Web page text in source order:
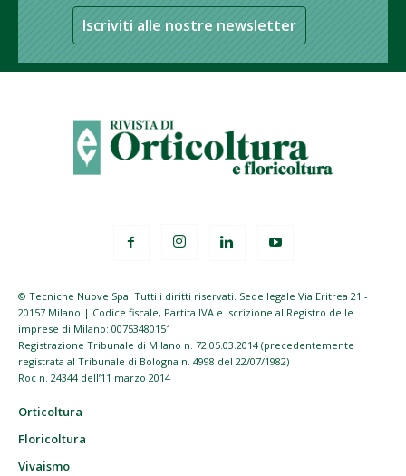
Iscriviti alle nostre newsletter
© Tecniche Nuove Spa. Tutti i diritti riservati. Sede legale Via Eritrea 21 -
20157 Milano | Codice fiscale, Partita IVA e Iscrizione al Registro delle
imprese di Milano: 00753480151
Registrazione Tribunale di Milano n. 72 05.03.2014 (precedentemente
registrata al Tribunale di Bologna n. 4998 del 22/07/1982)
Roc n. 24344 dell’11 marzo 2014
Orticoltura
Floricoltura
Vivaismo